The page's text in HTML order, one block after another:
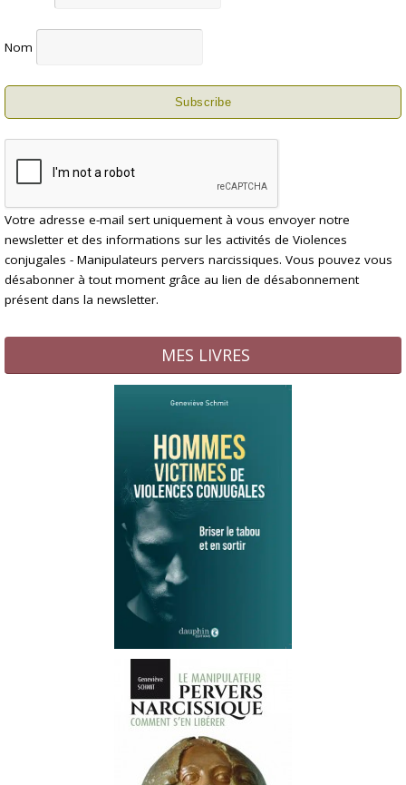
Nom
Votre adresse e-mail sert uniquement à vous envoyer notre
newsletter et des informations sur les activités de Violences
conjugales - Manipulateurs pervers narcissiques. Vous pouvez vous
désabonner à tout moment grâce au lien de désabonnement
présent dans la newsletter.
MES LIVRES